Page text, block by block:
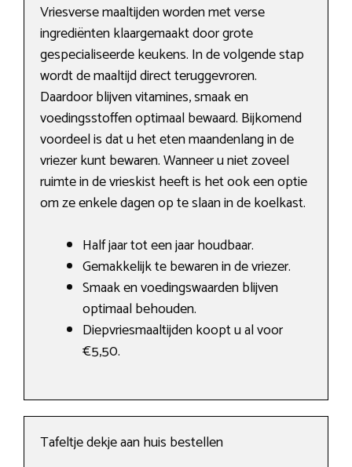
Vriesverse maaltijden worden met verse
ingrediënten klaargemaakt door grote
gespecialiseerde keukens. In de volgende stap
wordt de maaltijd direct teruggevroren.
Daardoor blijven vitamines, smaak en
voedingsstoffen optimaal bewaard. Bijkomend
voordeel is dat u het eten maandenlang in de
vriezer kunt bewaren. Wanneer u niet zoveel
ruimte in de vrieskist heeft is het ook een optie
om ze enkele dagen op te slaan in de koelkast.
Half jaar tot een jaar houdbaar.
Gemakkelijk te bewaren in de vriezer.
Smaak en voedingswaarden blijven
optimaal behouden.
Diepvriesmaaltijden koopt u al voor
€5,50.
Tafeltje dekje aan huis bestellen